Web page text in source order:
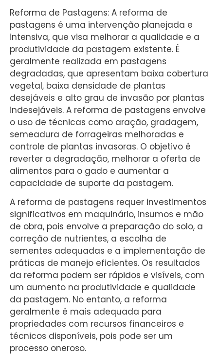
Reforma de Pastagens: A reforma de
pastagens é uma intervenção planejada e
intensiva, que visa melhorar a qualidade e a
produtividade da pastagem existente. É
geralmente realizada em pastagens
degradadas, que apresentam baixa cobertura
vegetal, baixa densidade de plantas
desejáveis e alto grau de invasão por plantas
indesejáveis. A reforma de pastagens envolve
o uso de técnicas como aração, gradagem,
semeadura de forrageiras melhoradas e
controle de plantas invasoras. O objetivo é
reverter a degradação, melhorar a oferta de
alimentos para o gado e aumentar a
capacidade de suporte da pastagem.
A reforma de pastagens requer investimentos
significativos em maquinário, insumos e mão
de obra, pois envolve a preparação do solo, a
correção de nutrientes, a escolha de
sementes adequadas e a implementação de
práticas de manejo eficientes. Os resultados
da reforma podem ser rápidos e visíveis, com
um aumento na produtividade e qualidade
da pastagem. No entanto, a reforma
geralmente é mais adequada para
propriedades com recursos financeiros e
técnicos disponíveis, pois pode ser um
processo oneroso.